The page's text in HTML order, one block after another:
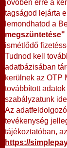
jövőben erre a
tagságod lejárta
lemondhatod a
megszüntetése"
ismétlődő
Tudnod kell
adatbázisában
kerülnek az OTP
továbbított
szabályzatunk
Az
tevékenység
tájékoztatóban,
https://